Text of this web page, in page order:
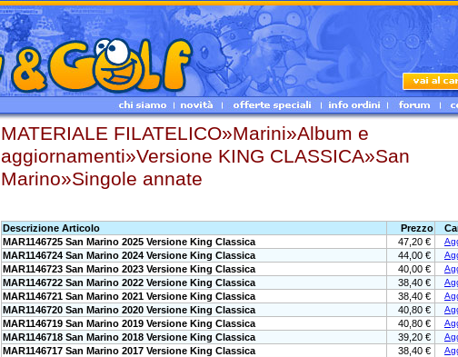
MATERIALE FILATELICO»Marini»Album e
aggiornamenti»Versione KING CLASSICA»San
Marino»Singole annate
Descrizione Articolo Prezzo
MAR1146725 San Marino 2025 Versione King Classica
47,20 €
MAR1146724 San Marino 2024 Versione King Classica 44,00 €
MAR1146723 San Marino 2023 Versione King Classica 40,00 €
MAR1146722 San Marino 2022 Versione King Classica 38,40 €
MAR1146721 San Marino 2021 Versione King Classica 38,40 €
MAR1146720 San Marino 2020 Versione King Classica 40,80 €
MAR1146719 San Marino 2019 Versione King Classica 40,80 €
MAR1146718 San Marino 2018 Versione King Classica 39,20 €
MAR1146717 San Marino 2017 Versione King Classica 38,40 €